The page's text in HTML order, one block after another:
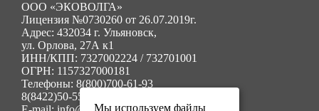
ООО «ЭКОВОЛГА»
Лицензия №0730260 от 26.07.2019г.
Адрес: 432034 г. Ульяновск,
ул. Орлова, 27А к1
ИНН/КПП: 7327002224 / 732701001
ОГРН: 1157327000181
Телефоны: 8(800)700-61-93
8(8422)50-55-91
Мы используем файлы